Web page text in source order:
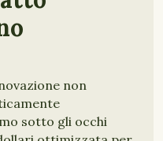
non
sotto gli occhi